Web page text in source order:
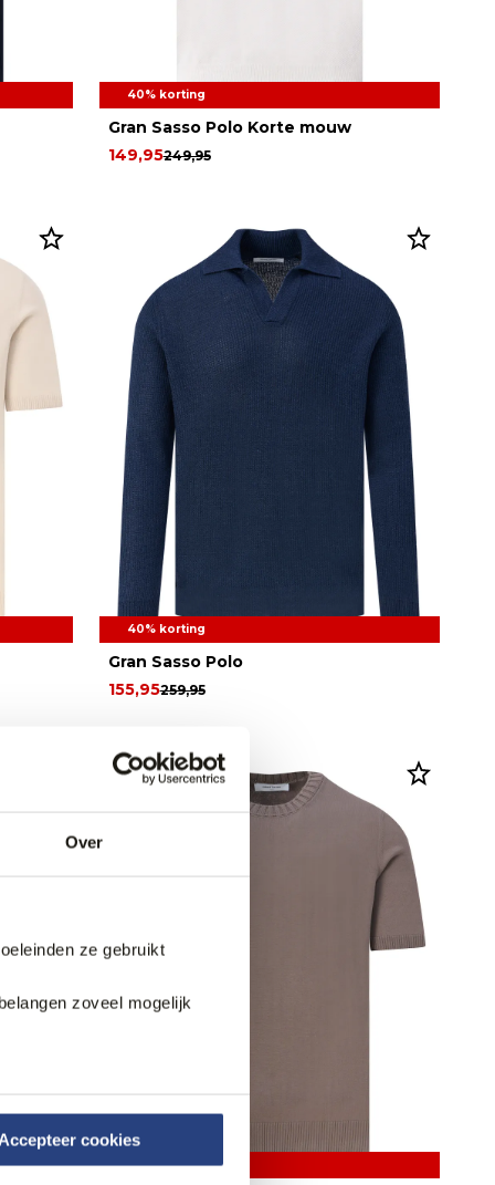
Over
ze gebruikt
zoveel mogelijk
cookies
40% korting
Gran Sasso Polo Korte mouw
249,95
149,95
40% korting
Gran Sasso Polo
259,95
155,95
30% korting